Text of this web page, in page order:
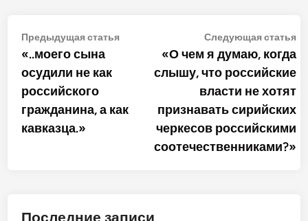
Навигация
по
записям
Предыдущая статьяПредыдущая
«..моего сына
осудили не как
российского
гражданина, а как
кавказца.»
Следующая статья
«О чем я думаю, когда
слышу, что российские
власти не хотят
признавать сирийских
черкесов российскими
соотечественниками?»
Последние записи